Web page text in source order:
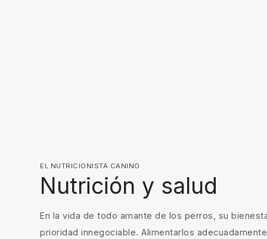
EL NUTRICIONISTA CANINO
Nutrición y salud
En la vida de todo amante de los perros, su
prioridad innegociable. Alimentarlos